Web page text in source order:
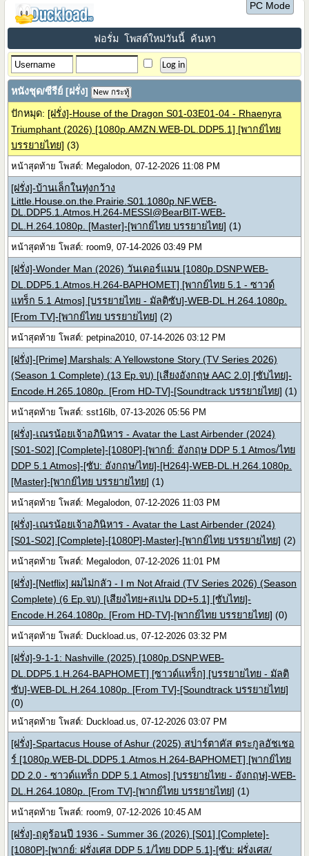
PC Mode
ฟอรั่ม โพสต์ใหม่วันนี้ ค้นหา
หนังชุด/ซีรีย์ [ฝรั่ง] New กระทู้
ปักหมุด: [ฝรั่ง]-House of the Dragon S01-03E01-04 - Rhaenyra
Triumphant (2026) [1080p.AMZN.WEB-DL.DDP5.1] [พากย์ไทย
บรรยายไทย] (3)
หน้าสุดท้าย โพสต์: Megalodon, 07-12-2026 11:08 PM
[ฝรั่ง]-บ้านเล็กในทุ่งกว้าง
Little.House.on.the.Prairie.S01.1080p.NF.WEB-
DL.DDP5.1.Atmos.H.264-MESSI@BearBIT-WEB-
DL.H.264.1080p. [Master]-[พากย์ไทย บรรยายไทย] (1)
หน้าสุดท้าย โพสต์: room9, 07-14-2026 03:49 PM
[ฝรั่ง]-Wonder Man (2026) วันเดอร์แมน [1080p.DSNP.WEB-
DL.DDP5.1.Atmos.H.264-BAPHOMET] [พากย์ไทย 5.1 - ซาวด์
แทร็ก 5.1 Atmos] [บรรยายไทย - มัลติซับ]-WEB-DL.H.264.1080p.
[From TV]-[พากย์ไทย บรรยายไทย] (2)
หน้าสุดท้าย โพสต์: petpina2010, 07-14-2026 03:12 PM
[ฝรั่ง]-[Prime] Marshals: A Yellowstone Story (TV Series 2026)
(Season 1 Complete) (13 Ep.จบ) [เสียงอังกฤษ AAC 2.0] [ซับไทย]-
Encode.H.265.1080p. [From HD-TV]-[Soundtrack บรรยายไทย] (1)
หน้าสุดท้าย โพสต์: sst16lb, 07-13-2026 05:56 PM
[ฝรั่ง]-เณรน้อยเจ้าอภินิหาร - Avatar the Last Airbender (2024)
[S01-S02] [Complete]-[1080P]-[พากย์: อังกฤษ DDP 5.1 Atmos/ไทย
DDP 5.1 Atmos]-[ซับ: อังกฤษ/ไทย]-[H264]-WEB-DL.H.264.1080p.
[Master]-[พากย์ไทย บรรยายไทย] (1)
หน้าสุดท้าย โพสต์: Megalodon, 07-12-2026 11:03 PM
[ฝรั่ง]-เณรน้อยเจ้าอภินิหาร - Avatar the Last Airbender (2024)
[S01-S02] [Complete]-[1080P]-Master]-[พากย์ไทย บรรยายไทย] (2)
หน้าสุดท้าย โพสต์: Megalodon, 07-12-2026 11:01 PM
[ฝรั่ง]-[Netflix] ผมไม่กลัว - I m Not Afraid (TV Series 2026) (Season
Complete) (6 Ep.จบ) [เสียงไทย+สเปน DD+5.1] [ซับไทย]-
Encode.H.264.1080p. [From HD-TV]-[พากย์ไทย บรรยายไทย] (0)
หน้าสุดท้าย โพสต์: Duckload.us, 07-12-2026 03:32 PM
[ฝรั่ง]-9-1-1: Nashville (2025) [1080p.DSNP.WEB-
DL.DDP5.1.H.264-BAPHOMET] [ซาวด์แทร็ก] [บรรยายไทย - มัลติ
ซับ]-WEB-DL.H.264.1080p. [From TV]-[Soundtrack บรรยายไทย]
(0)
หน้าสุดท้าย โพสต์: Duckload.us, 07-12-2026 03:07 PM
[ฝรั่ง]-Spartacus House of Ashur (2025) สปาร์ตาคัส ตระกูลอัชเชอ
ร์ [1080p.WEB-DL.DDP5.1.Atmos.H.264-BAPHOMET] [พากย์ไทย
DD 2.0 - ซาวด์แทร็ก DDP 5.1 Atmos] [บรรยายไทย - อังกฤษ]-WEB-
DL.H.264.1080p. [From TV]-[พากย์ไทย บรรยายไทย] (1)
หน้าสุดท้าย โพสต์: room9, 07-12-2026 10:45 AM
[ฝรั่ง]-ฤดูร้อนปี 1936 - Summer 36 (2026) [S01] [Complete]-
[1080P]-[พากย์: ฝรั่งเศส DDP 5.1/ไทย DDP 5.1]-[ซับ: ฝรั่งเศส/